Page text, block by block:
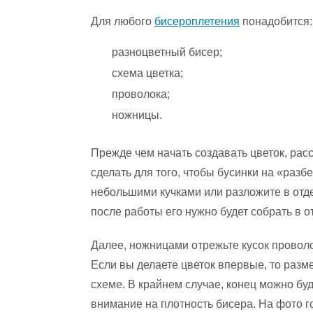
Для любого бисероплетения понадобится:
разноцветный бисер;
схема цветка;
проволока;
ножницы.
Прежде чем начать создавать цветок,
сделать для того, чтобы бусинки на
небольшими кучками или разложите в
после работы его нужно будет собрать в
Далее, ножницами отрежьте кусок
Если вы делаете цветок впервые, то
схеме. В крайнем случае, конец можно
внимание на плотность бисера. На фото